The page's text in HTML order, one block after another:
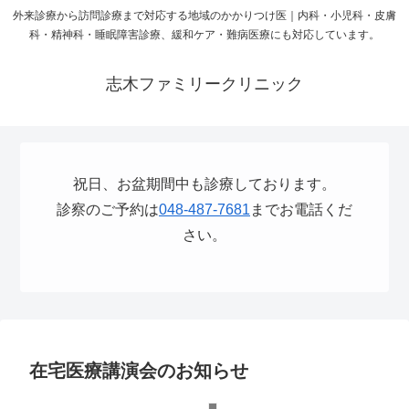
外来診療から訪問診療まで対応する地域のかかりつけ医｜内科・小児科・皮膚
科・精神科・睡眠障害診療、緩和ケア・難病医療にも対応しています。
志木ファミリークリニック
祝日、お盆期間中も診療しております。
診察のご予約は048-487-7681 までお電話くだ
さい。
在宅医療講演会のお知らせ